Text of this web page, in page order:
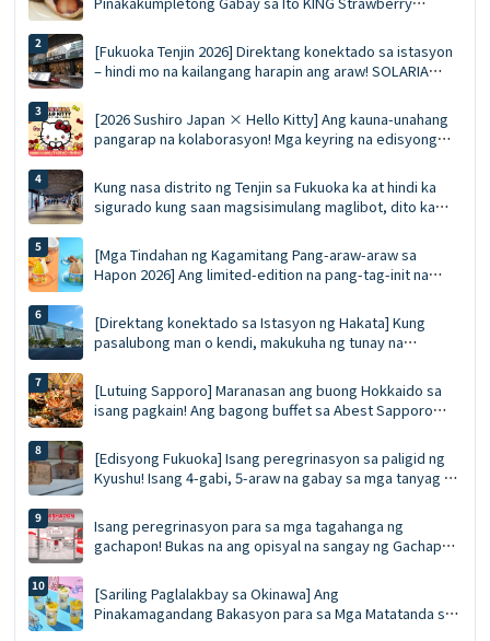
ang mousse ace na eksklusibo sa tag-init
[Fukuoka Tenjin 2026] Direktang konektado sa istasyon
– hindi mo na kailangang harapin ang araw! SOLARIA
na mga pagkaing pinipila at listahan ng pamimili
[2026 Sushiro Japan × Hello Kitty] Ang kauna-unahang
pangarap na kolaborasyon! Mga keyring na edisyong
kumpletong gabay sa limang tematikong restawran
Kung nasa distrito ng Tenjin sa Fukuoka ka at hindi ka
sigurado kung saan magsisimulang maglibot, dito ka
Underground Shopping Arcade | Pagkain, pamimili, at
mga souvenir nang sabay-sabay
[Mga Tindahan ng Kagamitang Pang-araw-araw sa
Hapon 2026] Ang limited-edition na pang-tag-init na
lasa: Juicy Fruit at Salted Caramel Pistachio
[Direktang konektado sa Istasyon ng Hakata] Kung
pasalubong man o kendi, makukuha ng tunay na
MING. Ang Pinakahuling Gabay sa MING (Edisyon 2026)
[Lutuing Sapporo] Maranasan ang buong Hokkaido sa
isang pagkain! Ang bagong buffet sa Abest Sapporo
pagtikim ng ligaw na bluefin tuna, at GARAKU soup curry
[Edisyong Fukuoka] Isang peregrinasyon sa paligid ng
Kyushu! Isang 4-gabi, 5-araw na gabay sa mga tanyag na
mundo ng *Demon Slayer*!
Isang peregrinasyon para sa mga tagahanga ng
gachapon! Bukas na ang opisyal na sangay ng Gachapon
spot para sa litrato, at mga regalong pambungad—lahat
sa isang lugar.
[Sariling Paglalakbay sa Okinawa] Ang
Pinakamagandang Bakasyon para sa Mga Matatanda sa